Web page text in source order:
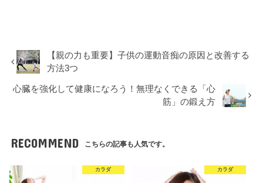
【親の力も重要】子供の運動音痴の原因と改善する
方法3つ
心臓を強化して健康になろう！無理なくできる「心
筋」の鍛え方
RECOMMEND こちらの記事も人気です。
カラダ カラダ